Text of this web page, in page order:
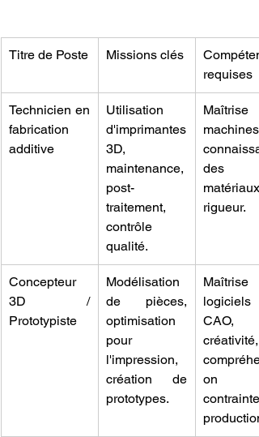
Titre de Poste Missions clés
requises
Technicien en
fabrication
additive
Utilisation
d'imprimantes
3D,
maintenance,
post-
traitement,
contrôle
qualité.
Maîtrise
machines,
des
matériaux,
rigueur.
Concepteur
3D /
Prototypiste
Modélisation
de pièces,
optimisation
pour
l'impression,
création de
prototypes.
Maîtrise
logiciels
CAO,
créativité,
on
production.